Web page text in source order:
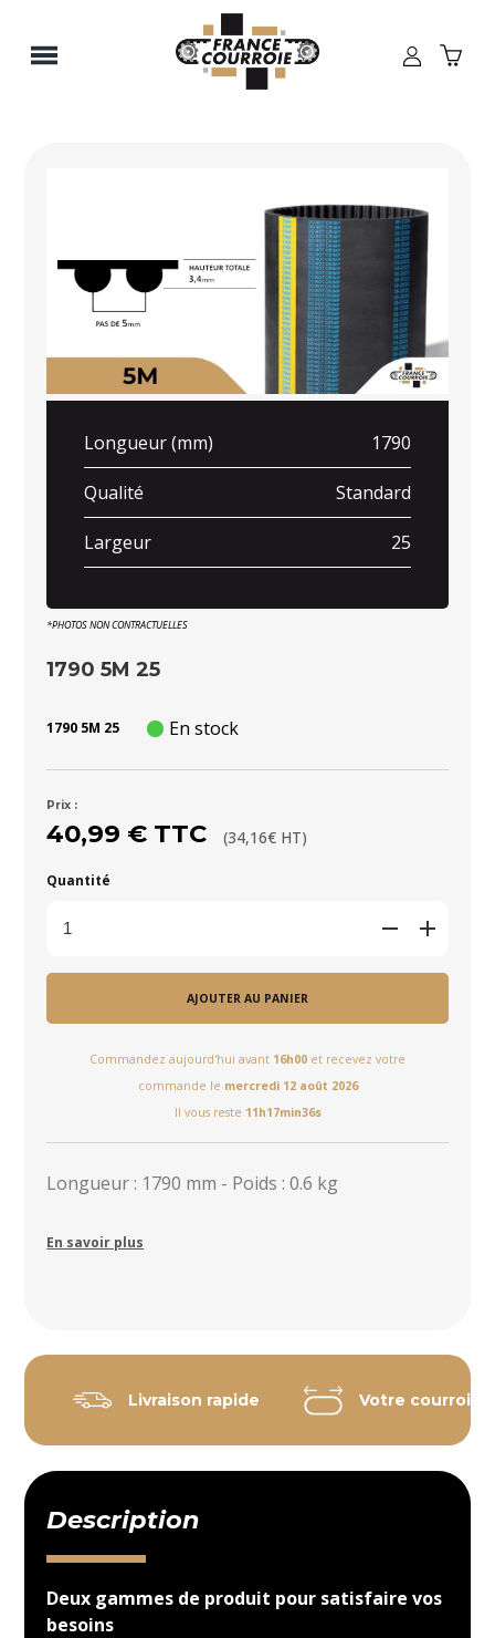
Longueur (mm) 1790
Qualité Standard
Largeur 25
*PHOTOS NON CONTRACTUELLES
1790 5M 25
1790 5M 25 En stock
Prix :
40,99 € TTC (34,16€ HT)
Quantité
AJOUTER AU PANIER
Commandez aujourd'hui avant 16h00 et recevez votre
commande le mercredi 12 août 2026
Il vous reste 11h17min36s
Longueur : 1790 mm - Poids : 0.6 kg
En savoir plus
Livraison rapide Votre courroie
Description
Deux gammes de produit pour satisfaire vos
besoins
Panneau de gestion des cookies